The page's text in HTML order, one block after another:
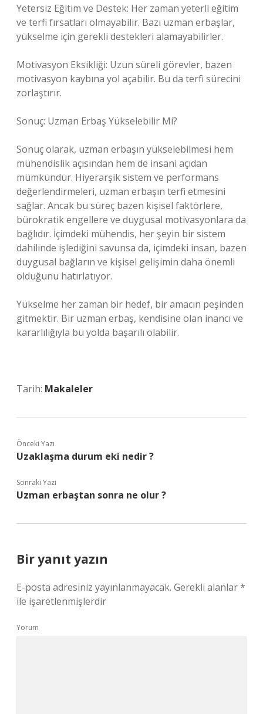
Yetersiz Eğitim ve Destek: Her zaman yeterli eğitim
ve terfi fırsatları olmayabilir. Bazı uzman erbaşlar,
yükselme için gerekli destekleri alamayabilirler.
Motivasyon Eksikliği: Uzun süreli görevler, bazen
motivasyon kaybına yol açabilir. Bu da terfi sürecini
zorlaştırır.
Sonuç: Uzman Erbaş Yükselebilir Mi?
Sonuç olarak, uzman erbaşın yükselebilmesi hem
mühendislik açısından hem de insani açıdan
mümkündür. Hiyerarşik sistem ve performans
değerlendirmeleri, uzman erbaşın terfi etmesini
sağlar. Ancak bu süreç bazen kişisel faktörlere,
bürokratik engellere ve duygusal motivasyonlara da
bağlıdır. İçimdeki mühendis, her şeyin bir sistem
dahilinde işlediğini savunsa da, içimdeki insan, bazen
duygusal bağların ve kişisel gelişimin daha önemli
olduğunu hatırlatıyor.
Yükselme her zaman bir hedef, bir amacın peşinden
gitmektir. Bir uzman erbaş, kendisine olan inancı ve
kararlılığıyla bu yolda başarılı olabilir.
Tarih: Makaleler
Önceki Yazı
Uzaklaşma durum eki nedir ?
Sonraki Yazı
Uzman erbaştan sonra ne olur ?
Bir yanıt yazın
E-posta adresiniz yayınlanmayacak. Gerekli alanlar*
ile işaretlenmişlerdir
Yorum